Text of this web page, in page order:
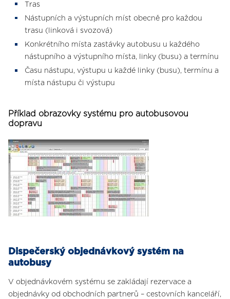
Tras
Nástupních a výstupních míst obecně pro každou
trasu (linková i svozová)
Konkrétního místa zastávky autobusu u každého
nástupního a výstupního místa, linky (busu) a termínu
Času nástupu, výstupu u každé linky (busu), termínu a
místa nástupu či výstupu
Příklad obrazovky systému pro autobusovou
dopravu
Dispečerský objednávkový systém na
autobusy
V objednávkovém systému se zakládají rezervace a
objednávky od obchodních partnerů – cestovních kanceláří,